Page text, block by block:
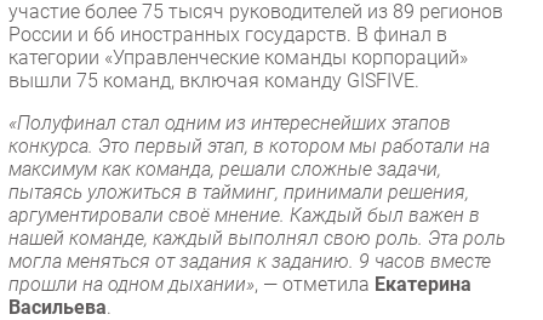
участие более 75 тысяч руководителей из 89 регионов
России и 66 иностранных государств. В финал в
категории «Управленческие команды корпораций»
вышли 75 команд, включая команду GISFIVE.
«Полуфинал стал одним из интереснейших этапов
конкурса. Это первый этап, в котором мы работали на
максимум как команда, решали сложные задачи,
пытаясь уложиться в тайминг, принимали решения,
аргументировали своё мнение. Каждый был важен в
нашей команде, каждый выполнял свою роль. Эта роль
могла меняться от задания к заданию. 9 часов вместе
прошли на одном дыхании», — отметила Екатерина
Васильева